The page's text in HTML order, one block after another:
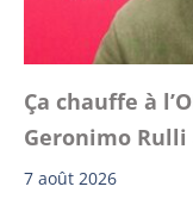
Ça chauffe à
Geronimo
7 août 2026